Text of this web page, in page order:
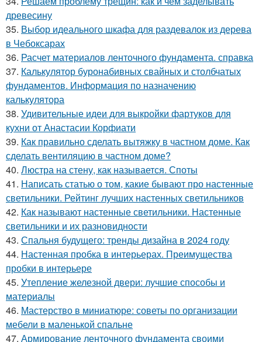
древесину
35. Выбор идеального шкафа для раздевалок из дерева
в Чебоксарах
36. Расчет материалов ленточного фундамента. справка
37. Калькулятор буронабивных свайных и столбчатых
фундаментов. Информация по назначению
калькулятора
38. Удивительные идеи для выкройки фартуков для
кухни от Анастасии Корфиати
39. Как правильно сделать вытяжку в частном доме. Как
сделать вентиляцию в частном доме?
40. Люстра на стену, как называется. Споты
41. Написать статью о том, какие бывают про настенные
светильники. Рейтинг лучших настенных светильников
42. Как называют настенные светильники. Настенные
светильники и их разновидности
43. Спальня будущего: тренды дизайна в 2024 году
44. Настенная пробка в интерьерах. Преимущества
пробки в интерьере
45. Утепление железной двери: лучшие способы и
материалы
46. Мастерство в миниатюре: советы по организации
мебели в маленькой спальне
47. Армирование ленточного фундамента своими